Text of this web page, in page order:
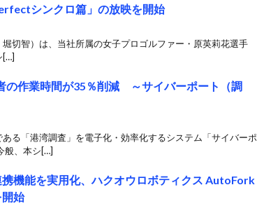
シンクロ篇」の放映を開始
切智）は、当社所属の女子プロゴルファー・原英莉花選手
[…]
の作業時間が35％削減 ～サイバーポート（調
る「港湾調査」を電子化・効率化するシステム「サイバーポ
般、本シ[…]
機能を実用化、ハクオウロボティクス AutoFork
始